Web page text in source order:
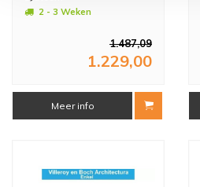
2 - 3 Weken
1.487,09
1.229,00
Meer info